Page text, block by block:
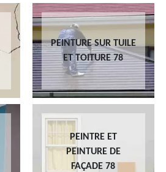
PEINTURE SUR TUILE
ET TOITURE 78
PEINTRE ET
PEINTURE DE
FAÇADE 78